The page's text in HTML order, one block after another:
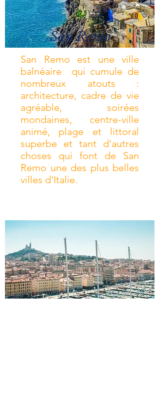
San Remo
San Remo est une ville
balnéaire qui cumule de
nombreux atouts :
architecture, cadre de vie
agréable, soirées
mondaines, centre-ville
animé, plage et littoral
superbe et tant d'autres
choses qui font de San
Remo une des plus belles
villes d'Italie.